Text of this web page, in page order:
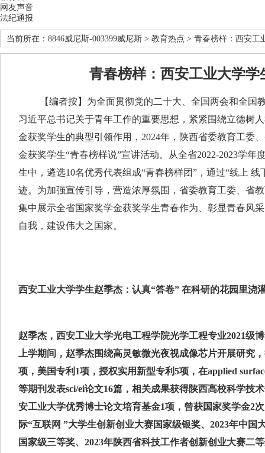
网友声音
法纪通报
当前所在： 8846威尼斯-003399威尼斯 > 教育热点 > 青春榜样：西安工
青春榜样：西安工业大学学
【编者按】为全面贯彻党的二十大、全国两会和全国
习近平总书记关于青年工作的重要思想，紧紧围绕立德树
金获奖学生的典型引领作用，2024年，陕西省委教育工委
金获奖学生“青春榜样说”宣讲活动。从全省2022-2023学年
生中，遴选10名优秀代表组成“青春榜样团”，通过“线上
迹。为加强宣传引导，营造浓厚氛围，省委教育工委、省
集中展示全省国家奖学金获奖学生青春作为、彰显青春风
自我，建设伟大之国家。
西安工业大学学生赵季杰：认真“答卷” 在科研的花园里浇
赵季杰，西安工业大学光电工程学院光学工程专业2021级
上学期间，赵季杰围绕高灵敏微光夜视成像芯片开展研究
项，美国专利1项，授权实用新型专利5项，在applied
等期刊发表sci/ei论文16篇，相关成果获得陕西高校科学技
安工业大学优秀博士论文培育基金1项，曾获国家奖学金2
际“互联网 ”大学生创新创业大赛国家级银奖、2023年中国
国家级三等奖、2023年陕西省科技工作者创新创业大赛二